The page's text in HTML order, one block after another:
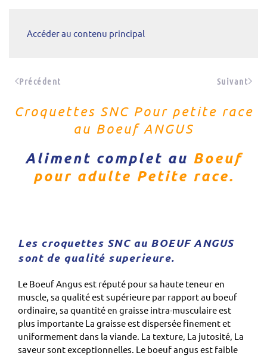
Accéder au contenu principal
Précédent Suivant
Croquettes SNC Pour petite race
au Boeuf ANGUS
Aliment complet au Boeuf
pour adulte Petite race.
Les croquettes SNC au BOEUF ANGUS
sont de qualité superieure.
Le Boeuf Angus est réputé pour sa haute teneur en
muscle, sa qualité est supérieure par rapport au boeuf
ordinaire, sa quantité en graisse intra-musculaire est
plus importante La graisse est dispersée finement et
uniformement dans la viande. La texture, La jutosité, La
saveur sont exceptionnelles. Le boeuf angus est faible